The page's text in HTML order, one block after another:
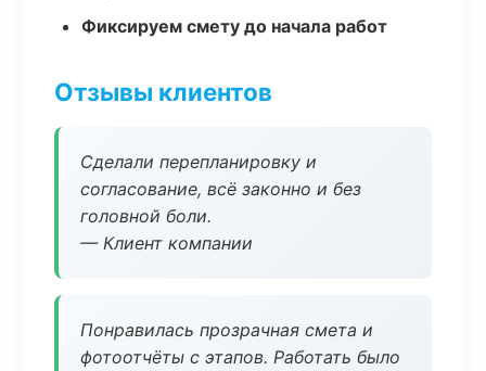
Фиксируем смету до начала работ
Отзывы клиентов
Сделали перепланировку и
согласование, всё законно и без
головной боли.
— Клиент компании
Понравилась прозрачная смета и
фотоотчёты с этапов. Работать было